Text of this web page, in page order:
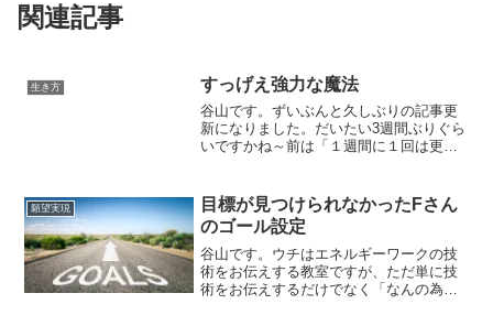
関連記事
生き方 すっげえ強力な魔法
谷山です。ずいぶんと久しぶりの記事更
新になりました。だいたい3週間ぶりぐら
いですかね～前は「１週間に１回は更新
事の更新が滞ってました。皆さんは一度
自分が決めた事が出来な...
願望実現
目標が見つけられなかったFさん
のゴール設定
谷山です。ウチはエネルギーワークの技
術をお伝えする教室ですが、ただ単に技
術をお伝えするだけでなく「なんの為に